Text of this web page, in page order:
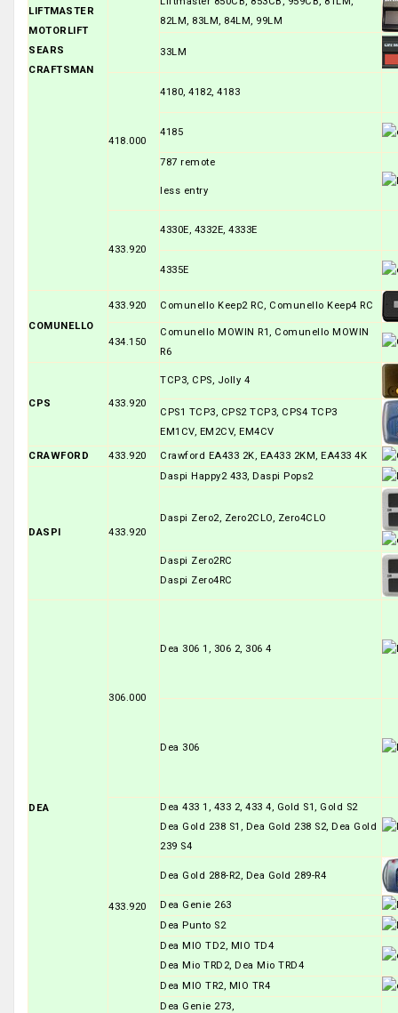
LIFTMASTER
MOTORLIFT
SEARS
CRAFTSMAN
82LM, 83LM, 84LM, 99LM
33LM
418.000
4180, 4182, 4183
4185
787 remote
less entry
433.920
4330E, 4332E, 4333E
4335E
COMUNELLO
433.920 Comunello Keep2 RC, Comunello Keep4 RC
434.150
Comunello MOWIN R1, Comunello MOWIN
R6
CPS 433.920
TCP3, CPS, Jolly 4
CPS1 TCP3, CPS2 TCP3, CPS4 TCP3
EM1CV, EM2CV, EM4CV
CRAWFORD 433.920 Crawford EA433 2K, EA433 2KM, EA433 4K
DASPI 433.920
Daspi Happy2 433, Daspi Pops2
Daspi Zero2, Zero2CLO, Zero4CLO
Daspi Zero2RC
Daspi Zero4RC
DEA
306.000
Dea 306 1, 306 2, 306 4
Dea 306
433.920
Dea 433 1, 433 2, 433 4, Gold S1, Gold S2
Dea Gold 238 S1, Dea Gold 238 S2, Dea Gold
239 S4
Dea Gold 288-R2, Dea Gold 289-R4
Dea Genie 263
Dea Punto S2
Dea MIO TD2, MIO TD4
Dea Mio TRD2, Dea Mio TRD4
Dea MIO TR2, MIO TR4
Dea Genie 273,